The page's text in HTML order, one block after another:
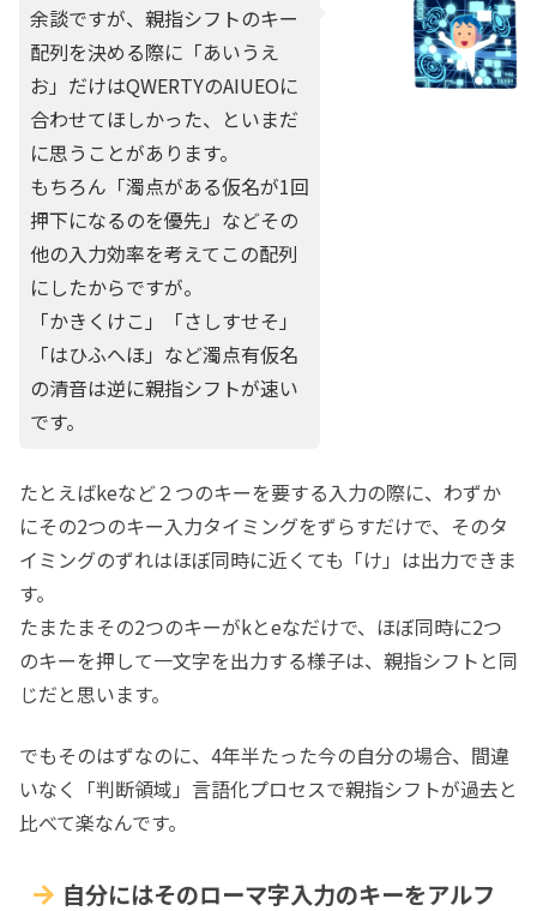
余談ですが、親指シフトのキー
配列を決める際に「あいうえ
お」だけはQWERTYのAIUEOに
合わせてほしかった、といまだ
に思うことがあります。
もちろん「濁点がある仮名が1回
押下になるのを優先」などその
他の入力効率を考えてこの配列
にしたからですが。
「かきくけこ」「さしすせそ」
「はひふへほ」など濁点有仮名
の清音は逆に親指シフトが速い
です。
たとえばkeなど２つのキーを要する入力の際に、わずか
にその2つのキー入力タイミングをずらすだけで、そのタ
イミングのずれはほぼ同時に近くても「け」は出力できま
す。
たまたまその2つのキーがkとeなだけで、ほぼ同時に2つ
のキーを押して一文字を出力する様子は、親指シフトと同
じだと思います。
でもそのはずなのに、4年半たった今の自分の場合、間違
いなく「判断領域」言語化プロセスで親指シフトが過去と
比べて楽なんです。
自分にはそのローマ字入力のキーをアルフ